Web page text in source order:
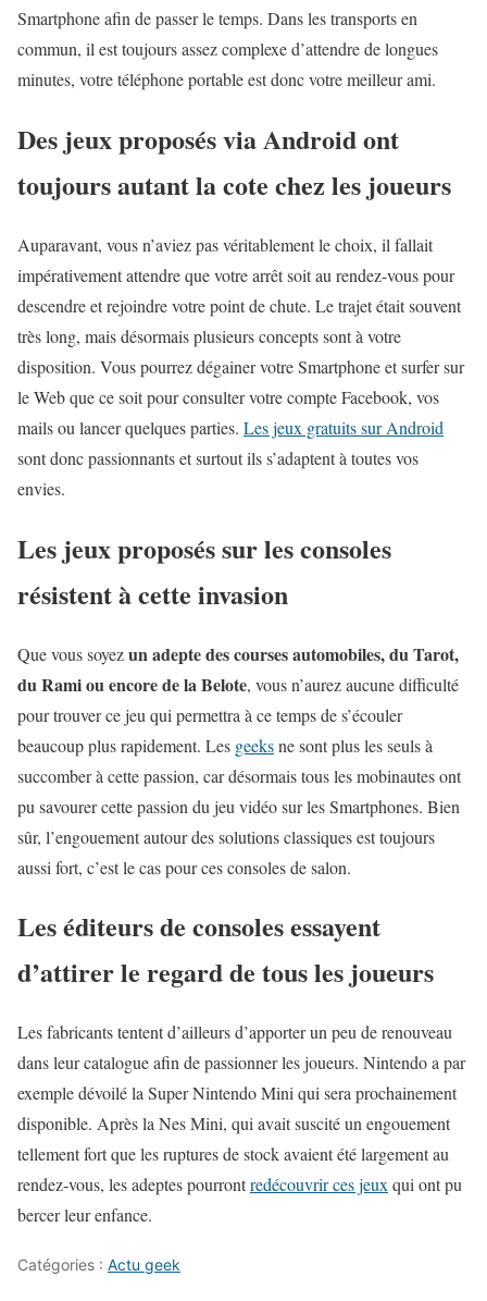
Smartphone afin de passer le temps. Dans les transports en
commun, il est toujours assez complexe d’attendre de longues
minutes, votre téléphone portable est donc votre meilleur ami.
Des jeux proposés via Android ont
toujours autant la cote chez les joueurs
Auparavant, vous n’aviez pas véritablement le choix, il fallait
impérativement attendre que votre arrêt soit au rendez-vous pour
descendre et rejoindre votre point de chute. Le trajet était souvent
très long, mais désormais plusieurs concepts sont à votre
disposition. Vous pourrez dégainer votre Smartphone et surfer sur
le Web que ce soit pour consulter votre compte Facebook, vos
mails ou lancer quelques parties. Les jeux gratuits sur Android
sont donc passionnants et surtout ils s’adaptent à toutes vos
envies.
Les jeux proposés sur les consoles
résistent à cette invasion
Que vous soyezun adepte des courses automobiles, du Tarot,
du Rami ou encore de la Belote, vous n’aurez aucune difficulté
pour trouver ce jeu qui permettra à ce temps de s’écouler
beaucoup plus rapidement. Les geeksne sont plus les seuls à
succomber à cette passion, car désormais tous les mobinautes ont
pu savourer cette passion du jeu vidéo sur les Smartphones. Bien
sûr, l’engouement autour des solutions classiques est toujours
aussi fort, c’est le cas pour ces consoles de salon.
Les éditeurs de consoles essayent
d’attirer le regard de tous les joueurs
Les fabricants tentent d’ailleurs d’apporter un peu de renouveau
dans leur catalogue afin de passionner les joueurs. Nintendo a par
exemple dévoilé la Super Nintendo Mini qui sera prochainement
disponible. Après la Nes Mini, qui avait suscité un engouement
tellement fort que les ruptures de stock avaient été largement au
rendez-vous, les adeptes pourrontredécouvrir ces jeuxqui ont pu
bercer leur enfance.
Catégories : Actu geek